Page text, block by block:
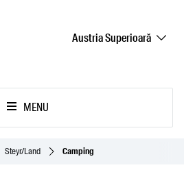
Austria Superioară
MENU
Steyr/Land Camping